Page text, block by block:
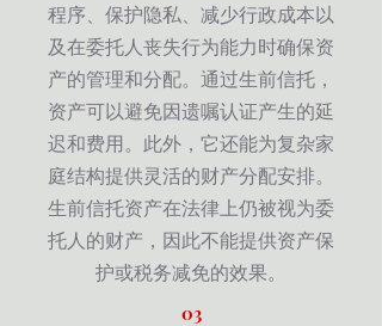
程序、保护隐私、减少行政成本以
及在委托人丧失行为能力时确保资
产的管理和分配。通过生前信托，
资产可以避免因遗嘱认证产生的延
迟和费用。此外，它还能为复杂家
庭结构提供灵活的财产分配安排。
生前信托资产在法律上仍被视为委
托人的财产，因此不能提供资产保
护或税务减免的效果。
03